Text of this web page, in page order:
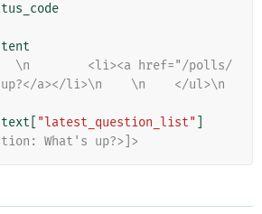
\n        <li><a href="/polls/
up?</a></li>\n    \n    </ul>\n
"latest_question_list"
What's up?>]>